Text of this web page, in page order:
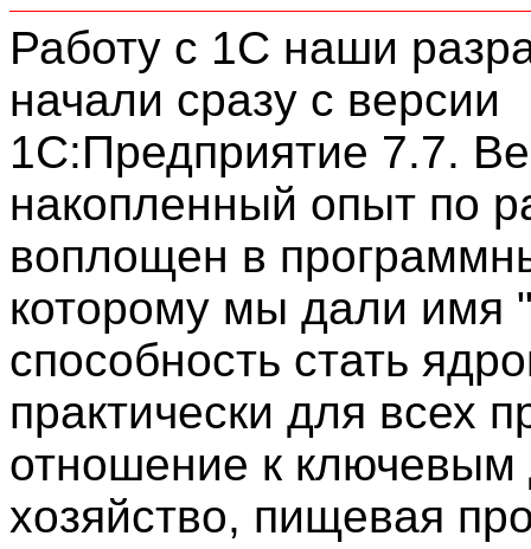
Работу с 1С наши
начали сразу с версии
1С:Предприятие 7.7.
накопленный опыт по
воплощен в
которому мы дали имя
способность стать
практически для всех
отношение к ключевым
хозяйство, пищевая